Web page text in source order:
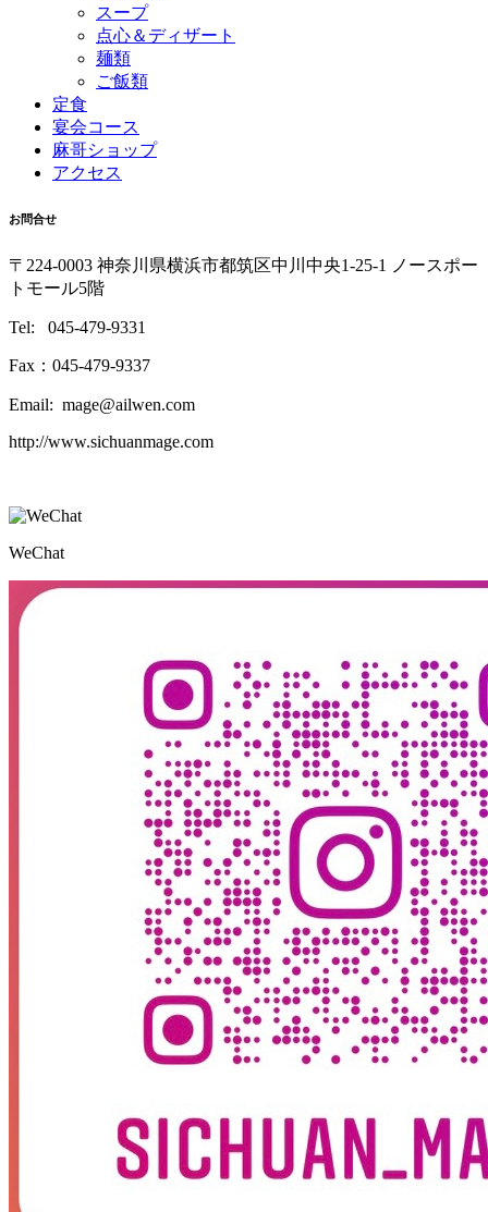
スープ
点心＆ディザート
麺類
ご飯類
定食
宴会コース
麻哥ショップ
アクセス
お問合せ
〒224-0003 神奈川県横浜市都筑区中川中央1-25-1 ノースポー
トモール5階
Tel: 045-479-9331
Fax：045-479-9337
Email: mage@ailwen.com
http://www.sichuanmage.com
WeChat